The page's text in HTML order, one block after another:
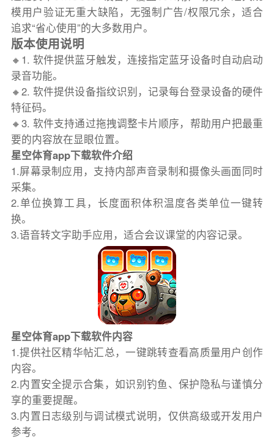
模用户验证无重大缺陷，无强制广告/权限冗余，适合
追求“省心使用”的大多数用户。
版本使用说明
🔸1. 软件提供蓝牙触发，连接指定蓝牙设备时自动启动
录音功能。
🔸2. 软件提供设备指纹识别，记录每台登录设备的硬件
特征码。
🔸3. 软件支持通过拖拽调整卡片顺序，帮助用户把最重
要的内容放在显眼位置。
星空体育app下载软件介绍
1.屏幕录制应用，支持内部声音录制和摄像头画面同时
采集。
2.单位换算工具，长度面积体积温度各类单位一键转
换。
3.语音转文字助手应用，适合会议课堂的内容记录。
星空体育app下载软件内容
1.提供社区精华帖汇总，一键跳转查看高质量用户创作
内容。
2.内置安全提示合集，如识别钓鱼、保护隐私与谨慎分
享的重要提醒。
3.内置日志级别与调试模式说明，仅供高级或开发用户
参考。